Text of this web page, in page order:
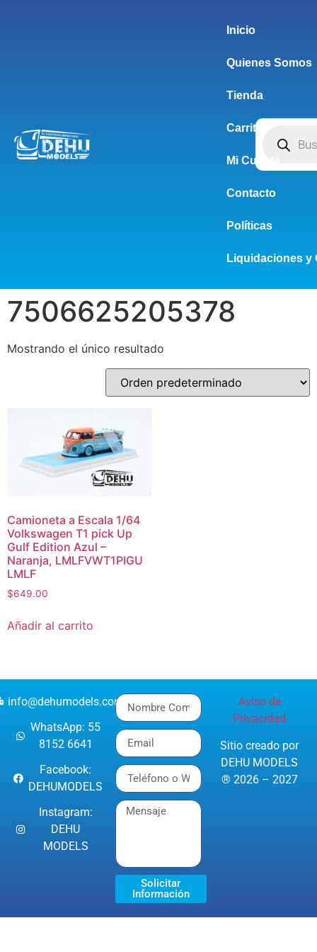
Inicio
Quienes Somos
Tienda
Carrito
Mi Cuenta
Contacto
Políticas
Liquidaciones y
7506625205378
Mostrando el único resultado
Camioneta a Escala 1/64
Volkswagen T1 pick Up
Gulf Edition Azul –
Naranja, LMLFVWT1PIGU
LMLF
$649.00
Añadir al carrito
info@dehumodels.com
WhatsApp: 55
8152 6641
Facebook:
DEHUMODELS
Instagram:
DEHU
MODELS
Solicitar
Información
Aviso de
Privacidad
Sitio creado por
DEHU MODELS
® 2026 – 2027